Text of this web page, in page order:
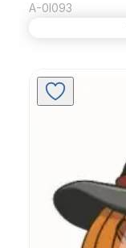
A-0l093